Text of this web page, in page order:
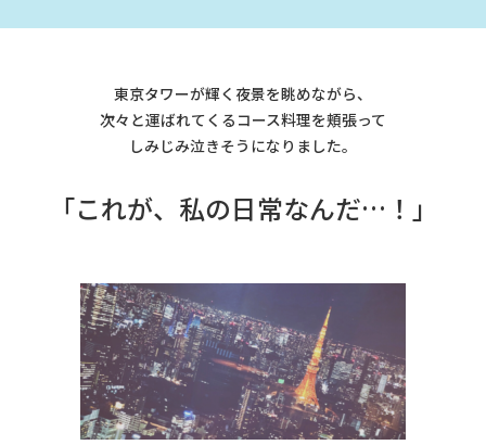
東京タワーが輝く夜景を眺めながら、
次々と運ばれてくるコース料理を頬張って
しみじみ泣きそうになりました。
「これが、私の日常なんだ…！」